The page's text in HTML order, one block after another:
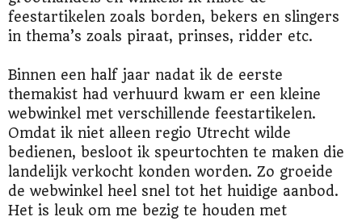
feestartikelen zoals borden, bekers en slingers
in thema’s zoals piraat, prinses, ridder etc.
Binnen een half jaar nadat ik de eerste
themakist had verhuurd kwam er een kleine
webwinkel met verschillende feestartikelen.
Omdat ik niet alleen regio Utrecht wilde
bedienen, besloot ik speurtochten te maken die
landelijk verkocht konden worden. Zo groeide
de webwinkel heel snel tot het huidige aanbod.
Het is leuk om me bezig te houden met